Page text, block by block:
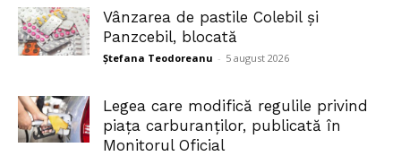
Vânzarea de pastile Colebil și
Panzcebil, blocată
Ștefana Teodoreanu - 5 august 2026
Legea care modifică regulile privind
piața carburanților, publicată în
Monitorul Oficial